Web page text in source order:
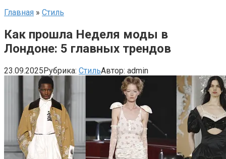
Главная » Стиль
Как прошла Неделя моды в
Лондоне: 5 главных трендов
23.09.2025Рубрика: СтильАвтор: admin